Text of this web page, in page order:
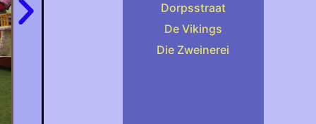
Dorpsstraat
De Vikings
Die Zweinerei